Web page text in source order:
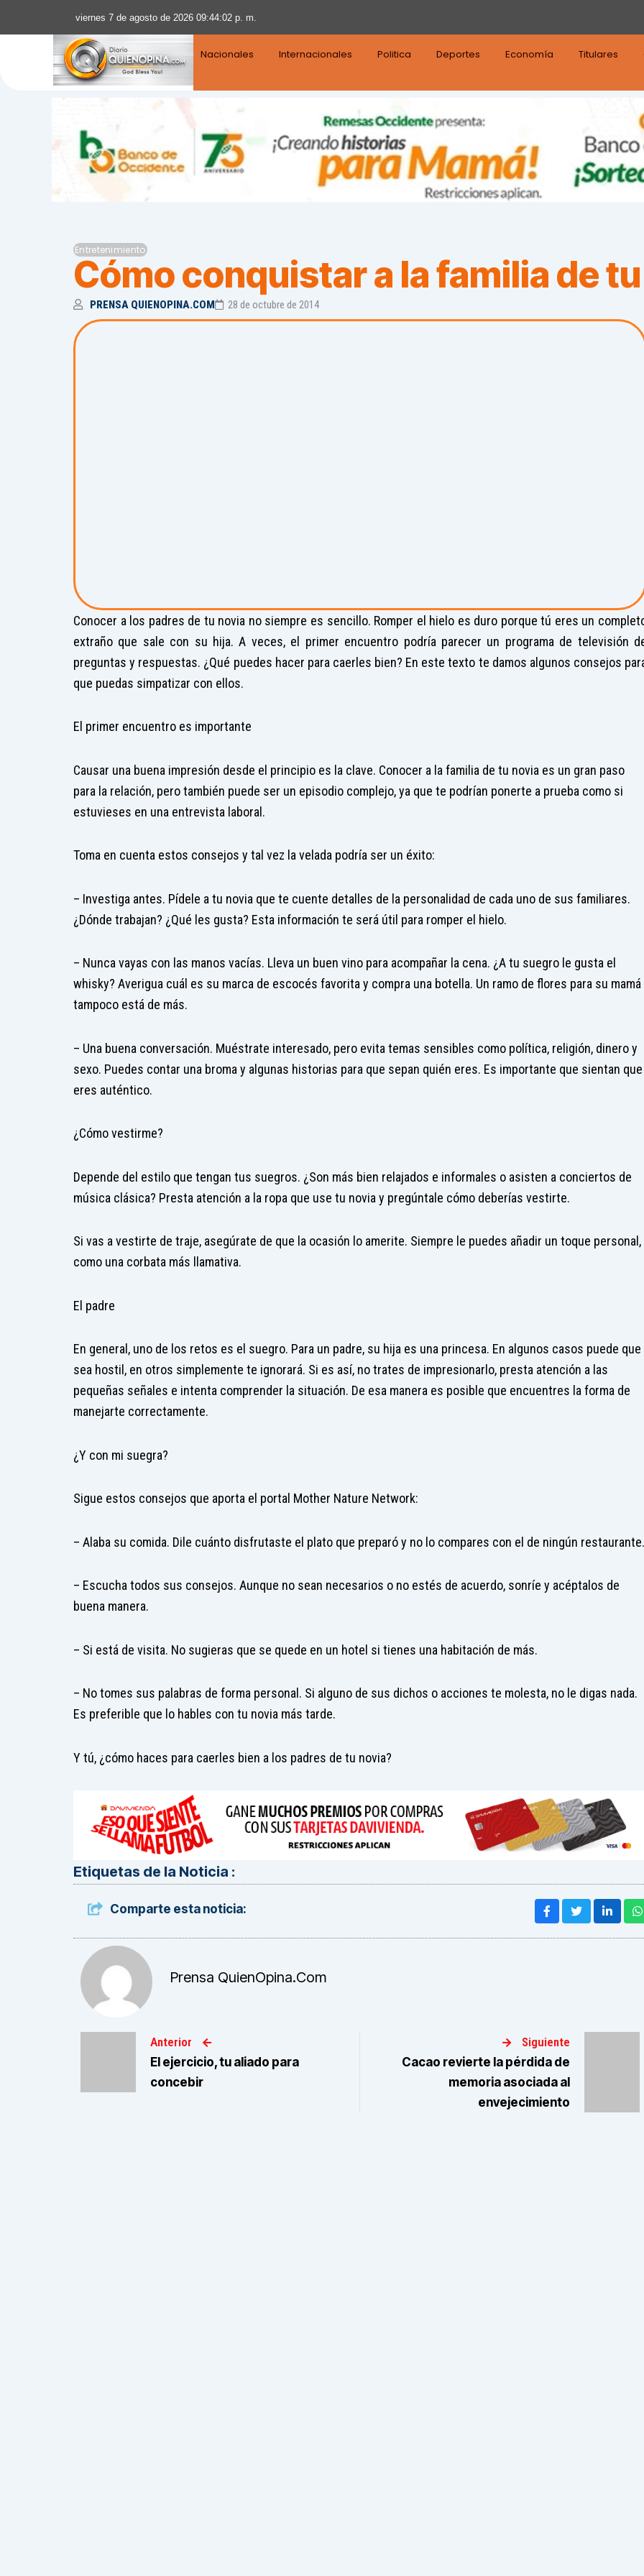
viernes 7 de agosto de 2026 09:44:03 p. m.
Nacionales Internacionales Politica Deportes Economía Titulares
Entretenimiento
Cómo conquistar a la familia de
PRENSA QUIENOPINA.COM 28 de octubre de 2014
Conocer a los padres de tu novia no siempre es sencillo. Romper el hielo es duro porque tú eres un
extraño que sale con su hija. A veces, el primer encuentro podría parecer un programa de televisión
preguntas y respuestas. ¿Qué puedes hacer para caerles bien? En este texto te damos algunos consejos
que puedas simpatizar con ellos.
El primer encuentro es importante
Causar una buena impresión desde el principio es la clave. Conocer a la familia de tu novia es un gran paso
para la relación, pero también puede ser un episodio complejo, ya que te podrían ponerte a prueba como si
estuvieses en una entrevista laboral.
Toma en cuenta estos consejos y tal vez la velada podría ser un éxito:
– Investiga antes. Pídele a tu novia que te cuente detalles de la personalidad de cada uno de sus familiares.
¿Dónde trabajan? ¿Qué les gusta? Esta información te será útil para romper el hielo.
– Nunca vayas con las manos vacías. Lleva un buen vino para acompañar la cena. ¿A tu suegro le gusta el
whisky? Averigua cuál es su marca de escocés favorita y compra una botella. Un ramo de flores para su mamá
tampoco está de más.
– Una buena conversación. Muéstrate interesado, pero evita temas sensibles como política, religión, dinero y
sexo. Puedes contar una broma y algunas historias para que sepan quién eres. Es importante que sientan que
eres auténtico.
¿Cómo vestirme?
Depende del estilo que tengan tus suegros. ¿Son más bien relajados e informales o asisten a conciertos de
música clásica? Presta atención a la ropa que use tu novia y pregúntale cómo deberías vestirte.
Si vas a vestirte de traje, asegúrate de que la ocasión lo amerite. Siempre le puedes añadir un toque personal,
como una corbata más llamativa.
El padre
En general, uno de los retos es el suegro. Para un padre, su hija es una princesa. En algunos casos puede que
sea hostil, en otros simplemente te ignorará. Si es así, no trates de impresionarlo, presta atención a las
pequeñas señales e intenta comprender la situación. De esa manera es posible que encuentres la forma de
manejarte correctamente.
¿Y con mi suegra?
Sigue estos consejos que aporta el portal Mother Nature Network:
– Alaba su comida. Dile cuánto disfrutaste el plato que preparó y no lo compares con el de ningún restaurante.
– Escucha todos sus consejos. Aunque no sean necesarios o no estés de acuerdo, sonríe y acéptalos de
buena manera.
– Si está de visita. No sugieras que se quede en un hotel si tienes una habitación de más.
– No tomes sus palabras de forma personal. Si alguno de sus dichos o acciones te molesta, no le digas nada.
Es preferible que lo hables con tu novia más tarde.
Y tú, ¿cómo haces para caerles bien a los padres de tu novia?
Etiquetas de la Noticia :
Comparte esta noticia:
Prensa QuienOpina.com
Anterior
El ejercicio, tu aliado para
concebir
Siguiente
Cacao revierte la pérdida de
memoria asociada al
envejecimiento